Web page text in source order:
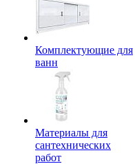
Комплектующие для
ванн
Материалы для
сантехнических
работ